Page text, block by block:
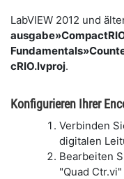
LabVIEW 2012 und
cRIO.lvproj.
Konfigurieren Ihrer
Verbinden
digitalen
Bearbeiten
"Quad